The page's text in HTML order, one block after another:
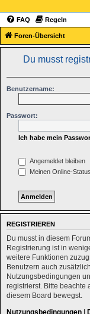
FAQ Regeln
Foren-Übersicht
Du musst
Benutzername:
Passwort:
Ich habe mein
Angemeldet bleiben
Meinen Online-
REGISTRIEREN
Du musst in diesem
Registrierung ist in
weitere Funktionen
Benutzern auch
Nutzungsbedingungen
registrierst. Bitte beachte
diesem Board bewegst.
Nutzungsbedingungen |